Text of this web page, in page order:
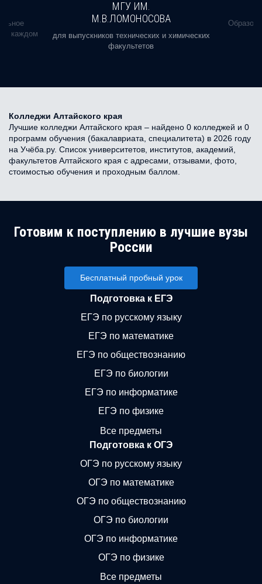
в каждом
МГУ ИМ.
М.В.ЛОМОНОСОВА
для выпускников технических и химических
факультетов
Колледжи Алтайского края
Лучшие колледжи Алтайского края – найдено 0 колледжей и 0
программ обучения (бакалавриата, специалитета) в 2026 году
на Учёба.ру. Список университетов, институтов, академий,
факультетов Алтайского края с адресами, отзывами, фото,
стоимостью обучения и проходным баллом.
Готовим к поступлению в лучшие вузы
России
Бесплатный пробный урок
Подготовка к ЕГЭ
ЕГЭ по русскому языку
ЕГЭ по математике
ЕГЭ по обществознанию
ЕГЭ по биологии
ЕГЭ по информатике
ЕГЭ по физике
Все предметы
Подготовка к ОГЭ
ОГЭ по русскому языку
ОГЭ по математике
ОГЭ по обществознанию
ОГЭ по биологии
ОГЭ по информатике
ОГЭ по физике
Все предметы